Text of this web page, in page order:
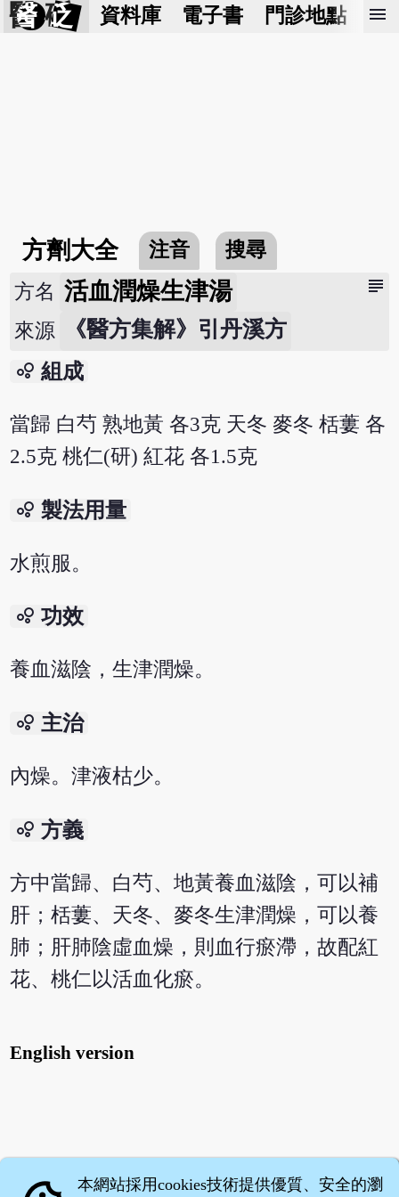
醫 砭 資料庫 電子書 門診地點 預
menu
方劑大全 注音 搜尋
subject
方名 活血潤燥生津湯
來源 《醫方集解》引丹溪方
bubble_chart 組成
當歸 白芍 熟地黃 各3克 天冬 麥冬 栝蔞 各
2.5克 桃仁(研) 紅花 各1.5克
bubble_chart 製法用量
水煎服。
bubble_chart 功效
養血滋陰，生津潤燥。
bubble_chart 主治
內燥。津液枯少。
bubble_chart 方義
方中當歸、白芍、地黃養血滋陰，可以補
肝；栝蔞、天冬、麥冬生津潤燥，可以養
肺；肝肺陰虛血燥，則血行瘀滯，故配紅
花、桃仁以活血化瘀。
English version
本網站採用cookies技術提供優質、安全的瀏